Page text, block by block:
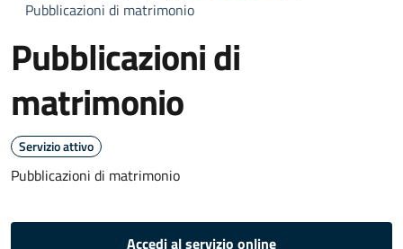
Pubblicazioni di matrimonio
Pubblicazioni di
matrimonio
Servizio attivo
Pubblicazioni di matrimonio
Accedi al servizio online